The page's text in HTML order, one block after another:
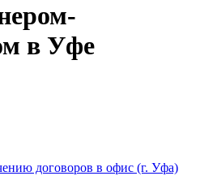
в Уфе
договоров в офис (г. Уфа)